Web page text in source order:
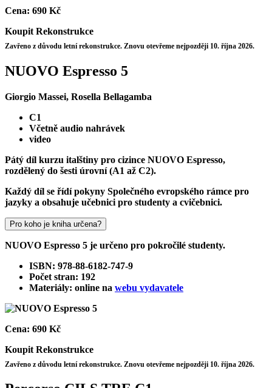
Cena: 690 Kč
Koupit Rekonstrukce
Zavřeno z důvodu letní rekonstrukce. Znovu otevřeme nejpozději 10. října 2026.
NUOVO Espresso 5
Giorgio Massei, Rosella Bellagamba
C1
Včetně audio nahrávek
video
Pátý díl kurzu italštiny pro cizince NUOVO Espresso,
rozdělený do šesti úrovní (A1 až C2).
Každý díl se řídí pokyny Společného evropského rámce pro
jazyky a obsahuje učebnici pro studenty a cvičebnici.
Pro koho je kniha určena?
NUOVO Espresso 5 je určeno pro pokročilé studenty.
ISBN: 978-88-6182-747-9
Počet stran: 192
Materiály: online na webu vydavatele
Cena: 690 Kč
Koupit Rekonstrukce
Zavřeno z důvodu letní rekonstrukce. Znovu otevřeme nejpozději 10. října 2026.